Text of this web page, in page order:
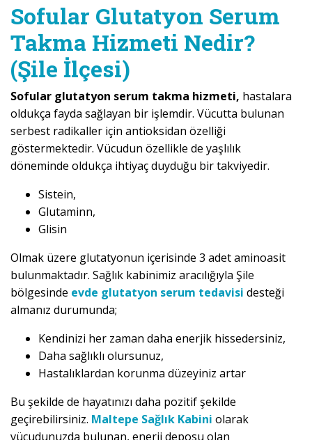
Sofular Glutatyon Serum
Takma Hizmeti Nedir?
(Şile İlçesi)
Sofular glutatyon serum takma hizmeti, hastalara
oldukça fayda sağlayan bir işlemdir. Vücutta bulunan
serbest radikaller için antioksidan özelliği
göstermektedir. Vücudun özellikle de yaşlılık
döneminde oldukça ihtiyaç duyduğu bir takviyedir.
Sistein,
Glutaminn,
Glisin
Olmak üzere glutatyonun içerisinde 3 adet aminoasit
bulunmaktadır. Sağlık kabinimiz aracılığıyla Şile
bölgesinde evde glutatyon serum tedavisi desteği
almanız durumunda;
Kendinizi her zaman daha enerjik hissedersiniz,
Daha sağlıklı olursunuz,
Hastalıklardan korunma düzeyiniz artar
Bu şekilde de hayatınızı daha pozitif şekilde
geçirebilirsiniz. Maltepe Sağlık Kabini olarak
vücudunuzda bulunan, enerji deposu olan